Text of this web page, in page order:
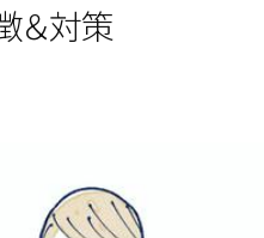
＆対策